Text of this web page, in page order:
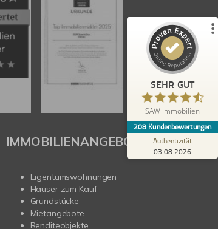
IMMOBILIENANGEBOTE
Eigentumswohnungen
Häuser zum Kauf
Grundstücke
Mietangebote
Renditeobjekte
SEHR GUT
SAW Immobilien
208 Kundenbewertungen
Authentizität
03.08.2026
29
Bewertungen auf
ProvenExpert.com
179
Bewertungen von
Blick aufs ProvenExpert-Profil werfen
Heidi B.
5,00
bei SAW. Gute, fachkundige Beratung. Es hat
alles wie abgesproch...